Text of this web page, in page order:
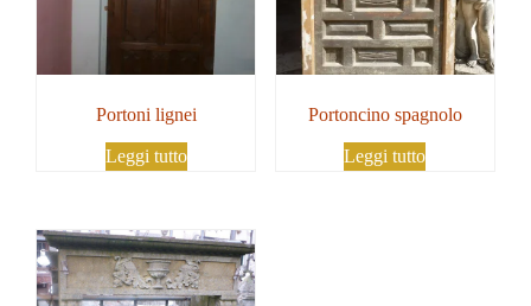
Portoni lignei
Leggi tutto
Portoncino spagnolo
Leggi tutto